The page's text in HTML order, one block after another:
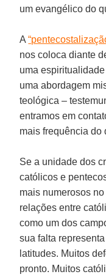
um evangélico do
A
nos coloca diante
uma
uma abordagem
teológica –
entramos em
mais frequência do
Se a unidade dos
católicos e
mais numerosos
relações entre
como um dos
sua falta
latitudes. Muitos
pronto. Muitos